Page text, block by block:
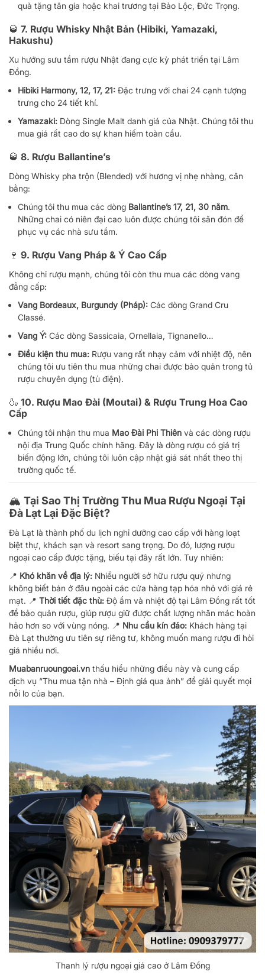
quà tặng tân gia hoặc khai trương tại Bảo Lộc, Đức Trọng.
🥃 7. Rượu Whisky Nhật Bản (Hibiki, Yamazaki,
Hakushu)
Xu hướng sưu tầm rượu Nhật đang cực kỳ phát triển tại Lâm
Đồng.
Hibiki Harmony, 12, 17, 21: Đặc trưng với chai 24 cạnh tượng
trưng cho 24 tiết khí.
Yamazaki: Dòng Single Malt danh giá của Nhật. Chúng tôi thu
mua giá rất cao do sự khan hiếm toàn cầu.
🥃 8. Rượu Ballantine’s
Dòng Whisky pha trộn (Blended) với hương vị nhẹ nhàng, cân
bằng:
Chúng tôi thu mua các dòng Ballantine’s 17, 21, 30 năm.
Những chai có niên đại cao luôn được chúng tôi săn đón để
phục vụ các nhà sưu tầm.
🍷 9. Rượu Vang Pháp & Ý Cao Cấp
Không chỉ rượu mạnh, chúng tôi còn thu mua các dòng vang
đẳng cấp:
Vang Bordeaux, Burgundy (Pháp): Các dòng Grand Cru
Classé.
Vang Ý: Các dòng Sassicaia, Ornellaia, Tignanello…
Điều kiện thu mua: Rượu vang rất nhạy cảm với nhiệt độ, nên
chúng tôi ưu tiên thu mua những chai được bảo quản trong tủ
rượu chuyên dụng (tủ điện).
🍶 10. Rượu Mao Đài (Moutai) & Rượu Trung Hoa Cao
Cấp
Chúng tôi nhận thu mua Mao Đài Phi Thiên và các dòng rượu
nội địa Trung Quốc chính hãng. Đây là dòng rượu có giá trị
biến động lớn, chúng tôi luôn cập nhật giá sát nhất theo thị
trường quốc tế.
🏔️ Tại Sao Thị Trường Thu Mua Rượu Ngoại Tại
Đà Lạt Lại Đặc Biệt?
Đà Lạt là thành phố du lịch nghỉ dưỡng cao cấp với hàng loạt
biệt thự, khách sạn và resort sang trọng. Do đó, lượng rượu
ngoại cao cấp được tặng, biếu tại đây rất lớn. Tuy nhiên:
📍 Khó khăn về địa lý: Nhiều người sở hữu rượu quý nhưng
không biết bán ở đâu ngoài các cửa hàng tạp hóa nhỏ với giá rẻ
mạt. 📍 Thời tiết đặc thù: Độ ẩm và nhiệt độ tại Lâm Đồng rất tốt
để bảo quản rượu, giúp rượu giữ được chất lượng nhãn mác hoàn
hảo hơn so với vùng nóng. 📍 Nhu cầu kín đáo: Khách hàng tại
Đà Lạt thường ưu tiên sự riêng tư, không muốn mang rượu đi hỏi
giá nhiều nơi.
Muabanruoungoai.vn thấu hiểu những điều này và cung cấp
dịch vụ “Thu mua tận nhà – Định giá qua ảnh” để giải quyết mọi
nỗi lo của bạn.
Thanh lý rượu ngoại giá cao ở Lâm Đồng